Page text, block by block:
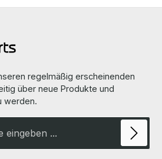
und Details finden Sie auf den Seiten des Herstellers.
regelmäßig erscheinenden
über neue Produkte und
werden.